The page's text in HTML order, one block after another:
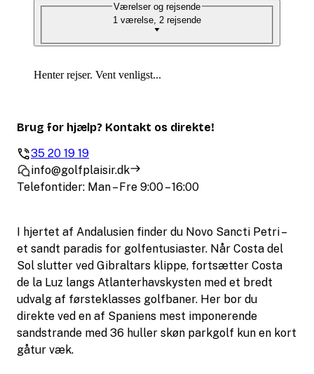
I hjertet af Andalusien finder du Novo Sancti Petri –
et sandt paradis for golfentusiaster. Når Costa del
Sol slutter ved Gibraltars klippe, fortsætter Costa
de la Luz langs Atlanterhavskysten med et bredt
udvalg af førsteklasses golfbaner. Her bor du
direkte ved en af Spaniens mest imponerende
sandstrande med 36 huller skøn parkgolf kun en kort
gåtur væk.
1 værelse, 2 rejsende
Værelser og rejsende
Henter rejser. Vent venligst...
Brug for hjælp? Kontakt os direkte!
35 20 19 19
info@golfplaisir.dk
Telefontider: Man – Fre 9:00 – 16:00